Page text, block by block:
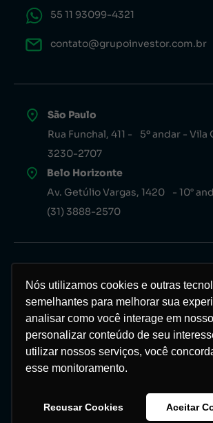
Nós utilizamos cookies e outras
semelhantes para melhorar sua
analisar como você interage em
personalizar conteúdo de seu
utilizar nossos serviços, você
esse monitoramento.
Recusar Cookies Aceitar
Nós utilizamos cookies e outras
semelhantes para melhorar sua
analisar como você interage em
personalizar conteúdo de seu
utilizar nossos serviços, você
esse monitoramento.
Recusar Cookies Aceitar
55 11 93099-4321
contato@grupoinvestor.com.br
São Paulo
Rua Funchal, 411 - 5º andar - Vila
3230-2707
Belo Horizonte
Av. Getúlio Vargas, 1420 - 10°
(31) 3888-2570
Copyright Investor 2026 © Todos os
reservados